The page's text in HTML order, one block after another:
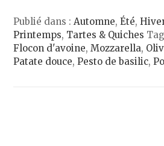
Publié dans : Automne,Été,
Printemps, Tartes & Quiches
Flocon d'avoine,Mozzarella,
Patate douce,Pesto de basilic,